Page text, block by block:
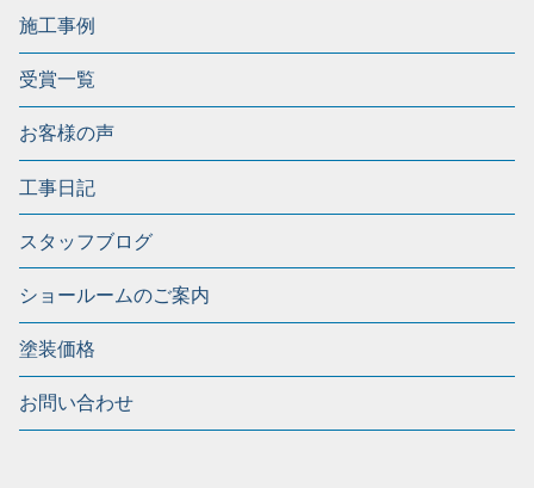
施工事例
受賞一覧
お客様の声
工事日記
スタッフブログ
ショールームのご案内
塗装価格
お問い合わせ